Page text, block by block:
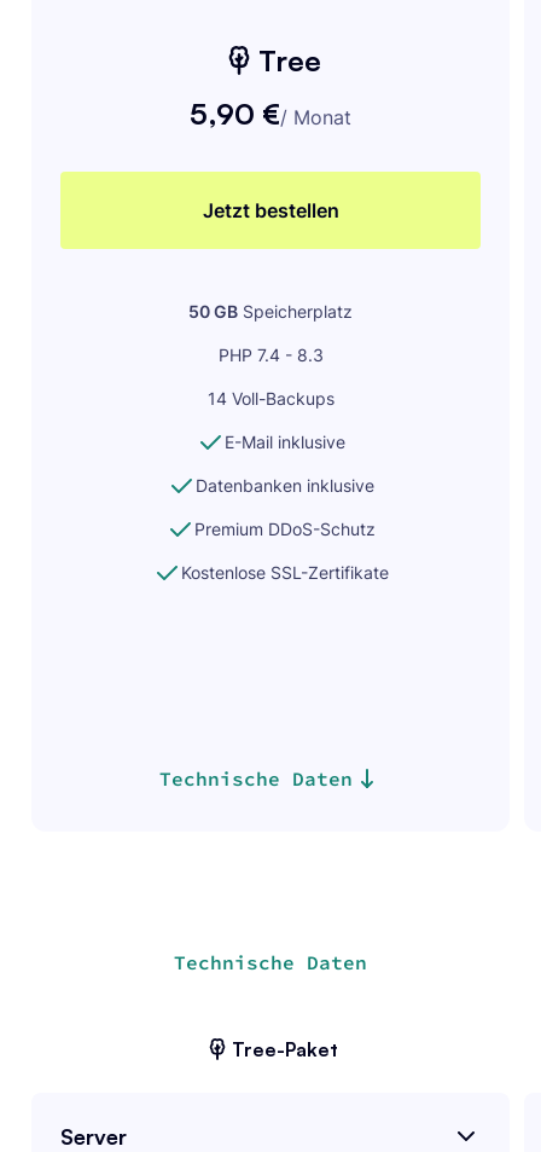
Tree
5,90 €/ Monat
Jetzt bestellen
50 GB Speicherplatz
PHP 7.4 - 8.3
14 Voll-Backups
E-Mail inklusive
Datenbanken inklusive
Premium DDoS-Schutz
Kostenlose SSL-Zertifikate
Technische Daten
Technische Daten
Tree-Paket
Server